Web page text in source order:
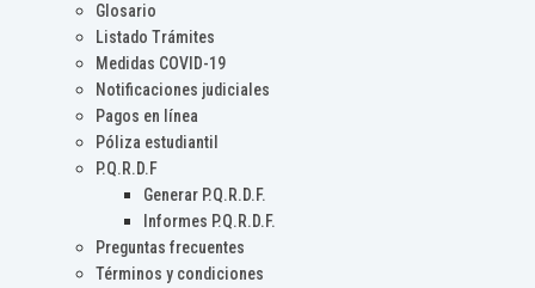
Glosario
Listado Trámites
Medidas COVID-19
Notificaciones judiciales
Pagos en línea
Póliza estudiantil
P.Q.R.D.F
Generar P.Q.R.D.F.
Informes P.Q.R.D.F.
Preguntas frecuentes
Términos y condiciones